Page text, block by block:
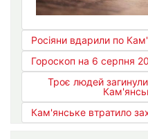
Росіяни вдарили по
Гороскоп на 6 серпня
Троє людей
Кам'янське втратило